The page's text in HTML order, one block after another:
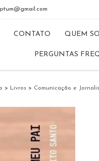
CONTATO QUEM
PERGUNTAS
> Livros > Comunicação e